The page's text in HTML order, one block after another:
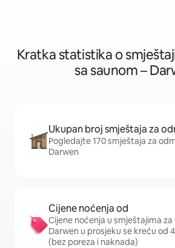
Kratka statistika o
sa saunom –
Ukupan broj smještaja za
Pogledajte 170 smještaja za
Darwen
Cijene noćenja od
Cijene noćenja u smještajima
Darwen u prosjeku se kreću od
(bez poreza i naknada)